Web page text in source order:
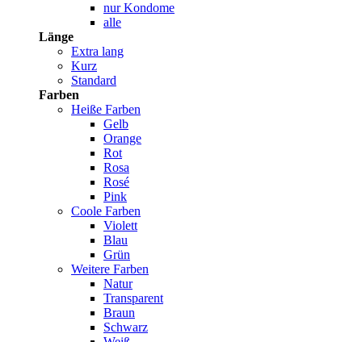
nur Kondome
alle
Länge
Extra lang
Kurz
Standard
Farben
Heiße Farben
Gelb
Orange
Rot
Rosa
Rosé
Pink
Coole Farben
Violett
Blau
Grün
Weitere Farben
Natur
Transparent
Braun
Schwarz